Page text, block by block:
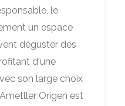
le
un espace
déguster des
d'une
son large choix
Origen est